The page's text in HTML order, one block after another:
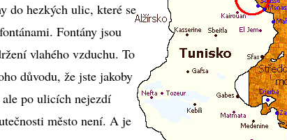
do hezkých ulic, které se
Fontány jsou
vlahého vzduchu. To
důvodu, že jste jakoby
ale po ulicích nejezdí
město není. A je